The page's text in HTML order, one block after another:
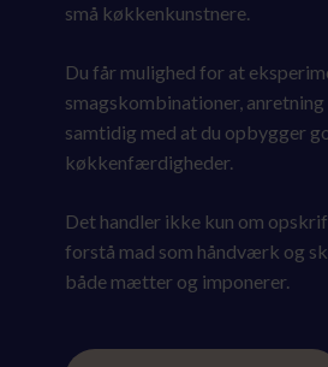
små køkkenkunstnere.
Du får mulighed for at
smagskombinationer,
samtidig med at du opbygger
køkkenfærdigheder.
Det handler ikke kun om
forstå mad som håndværk og
både mætter og imponerer.